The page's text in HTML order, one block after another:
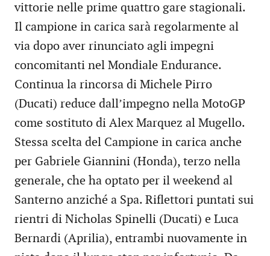
vittorie nelle prime quattro gare stagionali.
Il campione in carica sarà regolarmente al
via dopo aver rinunciato agli impegni
concomitanti nel Mondiale Endurance.
Continua la rincorsa di Michele Pirro
(Ducati) reduce dall’impegno nella MotoGP
come sostituto di Alex Marquez al Mugello.
Stessa scelta del Campione in carica anche
per Gabriele Giannini (Honda), terzo nella
generale, che ha optato per il weekend al
Santerno anziché a Spa. Riflettori puntati sui
rientri di Nicholas Spinelli (Ducati) e Luca
Bernardi (Aprilia), entrambi nuovamente in